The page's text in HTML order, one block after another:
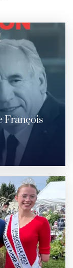
François